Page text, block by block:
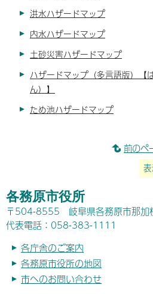
洪水ハザードマップ
内水ハザードマップ
土砂災害ハザードマップ
ハザードマップ（多言語版）【
ん）】
ため池ハザードマップ
前のペ
各務原市役所
〒504-8555 岐阜県各務原市那加
代表電話：058-383-1111
各庁舎のご案内
各務原市役所の地図
市へのお問い合わせ